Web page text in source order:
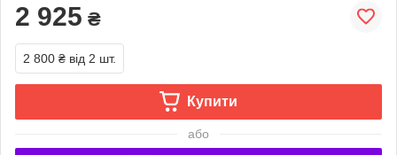
2 925 ₴
2 800 ₴ від 2 шт.
Купити
або